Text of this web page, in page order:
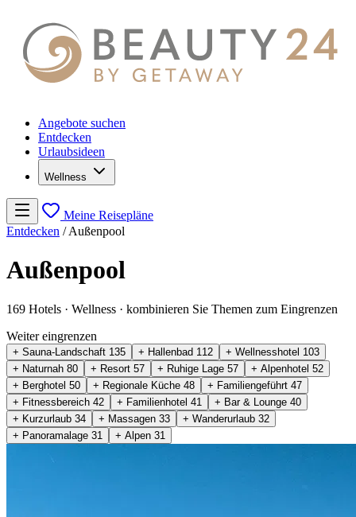
Angebote suchen
Entdecken
Urlaubsideen
Wellness
Meine Reisepläne
Entdecken / Außenpool
Außenpool
169 Hotels · Wellness · kombinieren Sie Themen zum Eingrenzen
Weiter eingrenzen
+ Sauna-Landschaft 135 + Hallenbad 112 + Wellnesshotel 103
+ Naturnah 80 + Resort 57 + Ruhige Lage 57 + Alpenhotel 52
+ Berghotel 50 + Regionale Küche 48 + Familiengeführt 47
+ Fitnessbereich 42 + Familienhotel 41 + Bar & Lounge 40
+ Kurzurlaub 34 + Massagen 33 + Wanderurlaub 32
+ Panoramalage 31 + Alpen 31